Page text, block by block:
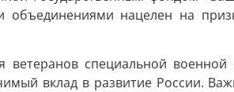
нацелен на
специальной
вклад в развитие России.